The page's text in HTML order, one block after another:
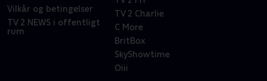
Vilkår og betingelser
TV 2 NEWS i offentligt
rum
TV 2 Charlie
C More
BritBox
SkyShowtime
Oiii